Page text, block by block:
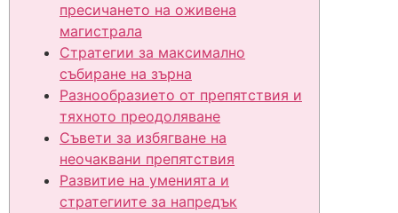
пресичането на оживена
магистрала
Стратегии за максимално
събиране на зърна
Разнообразието от препятствия и
тяхното преодоляване
Съвети за избягване на
неочаквани препятствия
Развитие на уменията и
стратегиите за напредък